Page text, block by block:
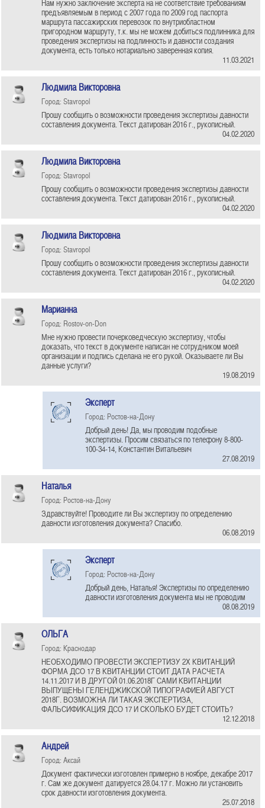
Нам нужно заключение эксперта на не соответствие требованиям
предъявляемым в период с 2007 года по 2009 год паспорта
маршрута пассажирских перевозок по внутриобластном
пригородном маршруту, т.к. мы не можем добиться подлинника для
проведения экспертизы на подлинность и давности создания
документа, есть только нотариально заверенная копия.
11.03.2021
Людмила Викторовна
Город: Stavropol
Прошу сообщить о возможности проведения экспертизы давности
составления документа. Текст датирован 2016 г., рукописный.
04.02.2020
Людмила Викторовна
Город: Stavropol
Прошу сообщить о возможности проведения экспертизы давности
составления документа. Текст датирован 2016 г., рукописный.
04.02.2020
Людмила Викторовна
Город: Stavropol
Прошу сообщить о возможности проведения экспертизы давности
составления документа. Текст датирован 2016 г., рукописный.
04.02.2020
Марианна
Город: Rostov-on-Don
Мне нужно провести почерковедческую экспертизу, чтобы
доказать, что текст в документе написан не сотрудником моей
организации и подпись сделана не его рукой. Оказываете ли Вы
данные услуги?
19.08.2019
Эксперт
Город: Ростов-на-Дону
Добрый день! Да, мы проводим подобные
экспертизы. Просим связаться по телефону 8-800-
100-34-14, Константин Витальевич
27.08.2019
Наталья
Город: Ростов-на-Дону
Здравствуйте! Проводите ли Вы экспертизу по определению
давности изготовления документа? Спасибо.
06.08.2019
Эксперт
Город: Ростов-на-Дону
Добрый день, Наталья! Экспертизы по определению
давности изготовления документа мы не проводим
08.08.2019
ОЛЬГА
Город: Краснодар
НЕОБХОДИМО ПРОВЕСТИ ЭКСПЕРТИЗУ 2Х КВИТАНЦИЙ
ФОРМА ДСО 17 В КВИТАНЦИИ СТОИТ ДАТА РАСЧЕТА
14.11.2017 И В ДРУГОЙ 01.06.2018Г САМИ КВИТАНЦИИ
ВЫПУЩЕНЫ ГЕЛЕНДЖИКСКОЙ ТИПОГРАФИЕЙ АВГУСТ
2018Г. ВОЗМОЖНА ЛИ ТАКАЯ ЭКСПЕРТИЗА,
ФАЛЬСИФИКАЦИЯ ДСО 17 И СКОЛЬКО БУДЕТ СТОИТЬ?
12.12.2018
Андрей
Город: Аксай
Документ фактически изготовлен примерно в ноябре, декабре 2017
г. Сам же документ датируется 28.04.17 г. Можно ли установить
срок давности изготовления документа.
25.07.2018